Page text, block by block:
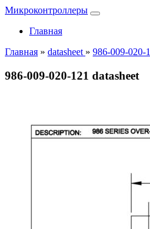
Микроконтроллеры
Главная
Главная » datasheet » 986-009-020-
986-009-020-121 datasheet